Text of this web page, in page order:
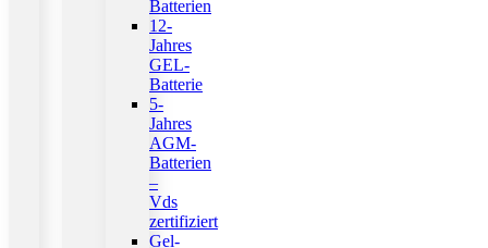
Batterien
12-
Jahres
GEL-
Batterie
5-
Jahres
AGM-
Batterien
–
Vds
zertifiziert
Gel-